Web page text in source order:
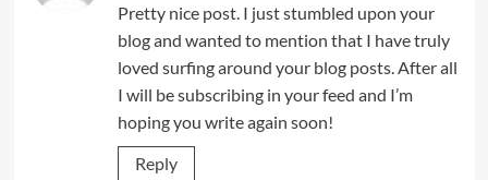
Pretty nice post. I just stumbled upon your
blog and wanted to mention that I have truly
loved surfing around your blog posts. After all
I will be subscribing in your feed and I’m
hoping you write again soon!
Reply